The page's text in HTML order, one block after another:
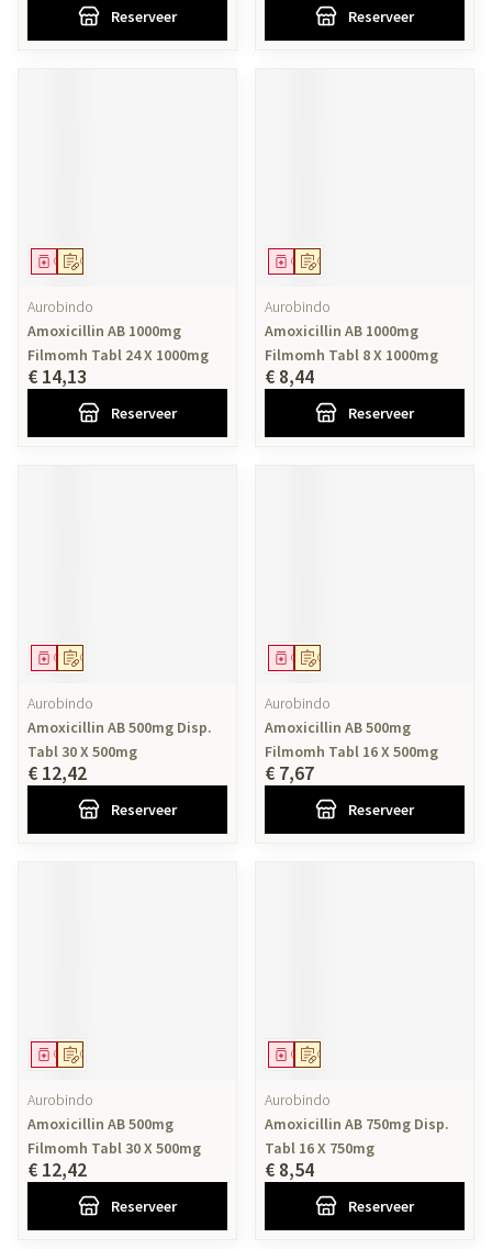
Reserveer Reserveer
Op voorschrift
Geneesmiddel
Aurobindo
Amoxicillin AB 1000mg
Filmomh Tabl 24 X 1000mg
€ 14,13
Reserveer
Op voorschrift
Geneesmiddel
Aurobindo
Amoxicillin AB 1000mg
Filmomh Tabl 8 X 1000mg
€ 8,44
Reserveer
Op voorschrift
Geneesmiddel
Aurobindo
Amoxicillin AB 500mg Disp.
Tabl 30 X 500mg
€ 12,42
Reserveer
Op voorschrift
Geneesmiddel
Aurobindo
Amoxicillin AB 500mg
Filmomh Tabl 16 X 500mg
€ 7,67
Reserveer
Op voorschrift
Geneesmiddel
Aurobindo
Amoxicillin AB 500mg
Filmomh Tabl 30 X 500mg
€ 12,42
Reserveer
Op voorschrift
Geneesmiddel
Aurobindo
Amoxicillin AB 750mg Disp.
Tabl 16 X 750mg
€ 8,54
Reserveer